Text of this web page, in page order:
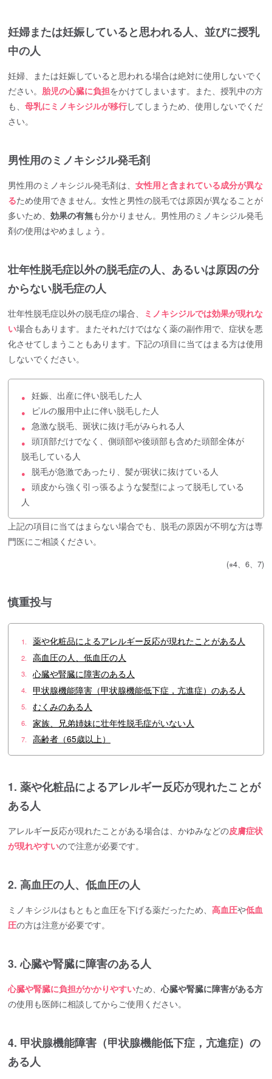
妊婦または妊娠していると思われる人、並びに授乳
中の人
妊婦、または妊娠していると思われる場合は絶対に使用しないでく
ださい。 胎児の心臓に負担をかけてしまいます。また、授乳中の方
も、母乳にミノキシジルが移行してしまうため、使用しないでくだ
さい。
男性用のミノキシジル発毛剤
男性用のミノキシジル発毛剤は、女性用と含まれている成分が異な
るため使用できません。女性と男性の脱毛では原因が異なることが
多いため、効果の有無も分かりません。男性用のミノキシジル発毛
剤の使用はやめましょう。
壮年性脱毛症以外の脱毛症の人、あるいは原因の分
からない脱毛症の人
壮年性脱毛症以外の脱毛症の場合、
ミノキシジルでは効果が現れな
い場合もあります。またそれだけではなく薬の副作用で、症状を悪
化させてしまうこともあります。下記の項目に当てはまる方は使用
しないでください。
● 妊娠、出産に伴い脱毛した人
● ピルの服用中止に伴い脱毛した人
● 急激な脱毛、斑状に抜け毛がみられる人
●
頭頂部だけでなく、側頭部や後頭部も含めた頭部全体が
脱毛している人
● 脱毛が急激であったり、髪が斑状に抜けている人
●
頭皮から強く引っ張るような髪型によって脱毛している
人
上記の項目に当てはまらない場合でも、脱毛の原因が不明な方は専
門医にご相談ください。
(※4、6、7)
慎重投与
1. 薬や化粧品によるアレルギー反応が現れたことがある人
2. 高血圧の人、低血圧の人
3. 心臓や腎臓に障害のある人
4. 甲状腺機能障害（甲状腺機能低下症，亢進症）のある人
5. むくみのある人
6. 家族、兄弟姉妹に壮年性脱毛症がいない人
7. 高齢者（65歳以上）
1. 薬や化粧品によるアレルギー反応が現れたことが
ある人
アレルギー反応が現れたことがある場合は、かゆみなどの皮膚症状
が現れやすいので注意が必要です。
2. 高血圧の人、低血圧の人
ミノキシジルはもともと血圧を下げる薬だったため、高血圧や低血
圧の方は注意が必要です。
3. 心臓や腎臓に障害のある人
心臓や腎臓に負担がかかりやすいため、心臓や腎臓に障害がある方
の使用も医師に相談してからご使用ください。
4. 甲状腺機能障害（甲状腺機能低下症，亢進症）の
ある人